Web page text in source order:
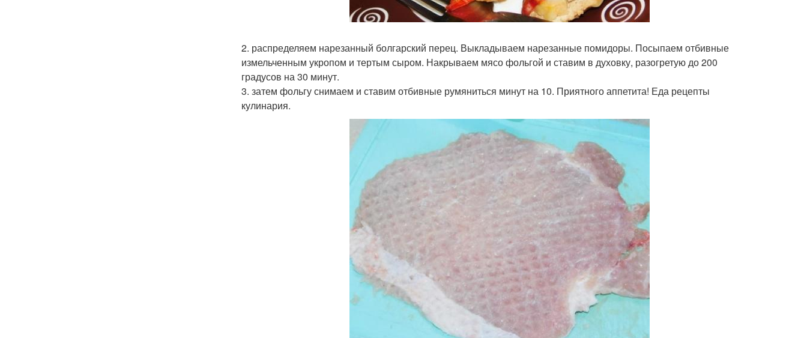
2. распределяем нарезанный болгарский перец. Выкладываем нарезанные помидоры. Посыпаем отбивные
измельченным укропом и тертым сыром. Накрываем мясо фольгой и ставим в духовку, разогретую до 200
градусов на 30 минут.
3. затем фольгу снимаем и ставим отбивные румяниться минут на 10. Приятного аппетита! Еда рецепты
кулинария.